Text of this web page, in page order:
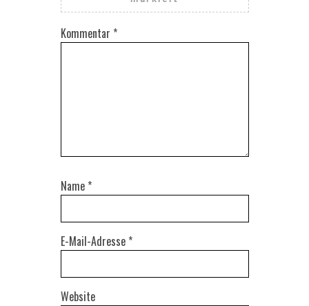
Kommentar *
Name *
E-Mail-Adresse *
Website